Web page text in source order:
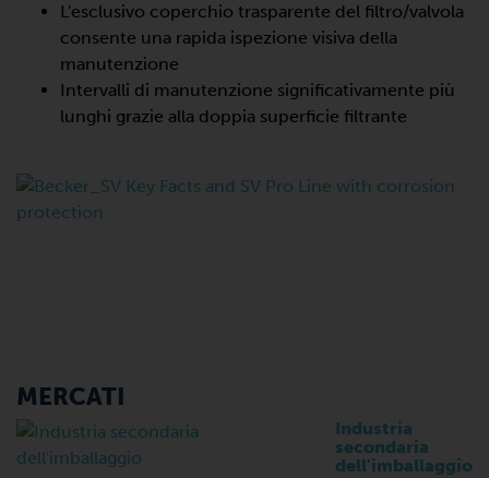
L'esclusivo coperchio trasparente del filtro/valvola
consente una rapida ispezione visiva della
manutenzione
Intervalli di manutenzione significativamente più
lunghi grazie alla doppia superficie filtrante
MERCATI
Industria
secondaria
dell'imballaggio